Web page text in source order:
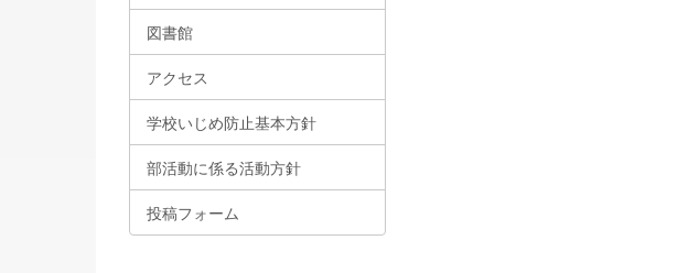
図書館
アクセス
学校いじめ防止基本方針
部活動に係る活動方針
投稿フォーム